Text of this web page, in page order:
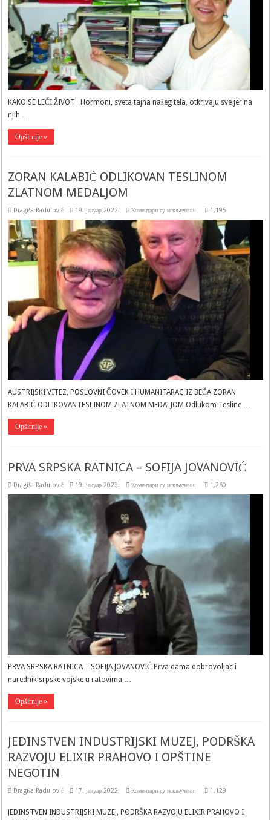
PSIHO-
SOMATIKE
KAKO SE LEČI ŽIVOT Hormoni, sveta tajna našeg tela, otkrivaju sve jer na
njih …
Opširnije »
ZORAN KALABIĆ ODLIKOVAN TESLINOM
ZLATNOM MEDALJOM
Dragiša Radulović 19. јануар 2022. Коментари су искљученина
KALABIĆ
ODLIKOVAN
TESLINOM
ZLATNOM
MEDALJOM
1,195
AUSTRIJSKI VITEZ, POSLOVNI ČOVEK I HUMANITARAC IZ BEČA ZORAN
KALABIĆ ODLIKOVANTESLINOM ZLATNOM MEDALJOM Odlukom Tesline …
Opširnije »
PRVA SRPSKA RATNICA – SOFIJA JOVANOVIĆ
Dragiša Radulović 19. јануар 2022. Коментари су искљученина
1,260
PRVA SRPSKA RATNICA – SOFIJA JOVANOVIĆ Prva dama dobrovoljac i
narednik srpske vojske u ratovima …
Opširnije »
JEDINSTVEN INDUSTRIJSKI MUZEJ, PODRŠKA
RAZVOJU ELIXIR PRAHOVO I OPŠTINE
NEGOTIN
Dragiša Radulović 17. јануар 2022. Коментари су искљученина
MUZEJ,
1,129
JEDINSTVEN INDUSTRIJSKI MUZEJ, PODRŠKA RAZVOJU ELIXIR PRAHOVO I